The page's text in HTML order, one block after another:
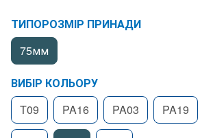
ТИПОРОЗМІР ПРИНАДИ
75мм
ВИБІР КОЛЬОРУ
T09
PA16 PA03 PA19